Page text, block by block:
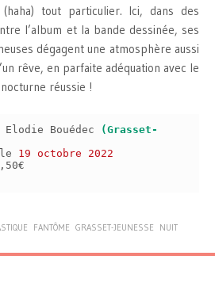
tout particulier. Ici, dans des
l’album et la bande dessinée, ses
dégagent une atmosphère aussi
rêve, en parfaite adéquation avec le
réussie !
Elodie Bouédec
(Grasset-
19 octobre 2022
FANTÔME GRASSET-JEUNESSE NUIT